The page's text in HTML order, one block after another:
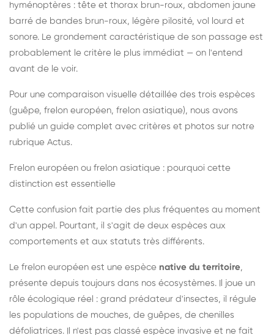
hyménoptères : tête et thorax brun-roux, abdomen jaune
barré de bandes brun-roux, légère pilosité, vol lourd et
sonore. Le grondement caractéristique de son passage est
probablement le critère le plus immédiat — on l'entend
avant de le voir.
Pour une comparaison visuelle détaillée des trois espèces
(guêpe, frelon européen, frelon asiatique), nous avons
publié un guide complet avec critères et photos sur notre
rubrique Actus.
Frelon européen ou frelon asiatique : pourquoi cette
distinction est essentielle
Cette confusion fait partie des plus fréquentes au moment
d'un appel. Pourtant, il s'agit de deux espèces aux
comportements et aux statuts très différents.
Le frelon européen est une espèce native du territoire,
présente depuis toujours dans nos écosystèmes. Il joue un
rôle écologique réel : grand prédateur d'insectes, il régule
les populations de mouches, de guêpes, de chenilles
défoliatrices. Il n'est pas classé espèce invasive et ne fait